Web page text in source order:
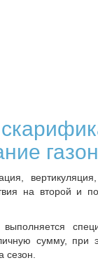
на второй и
сумму, при
сезон.